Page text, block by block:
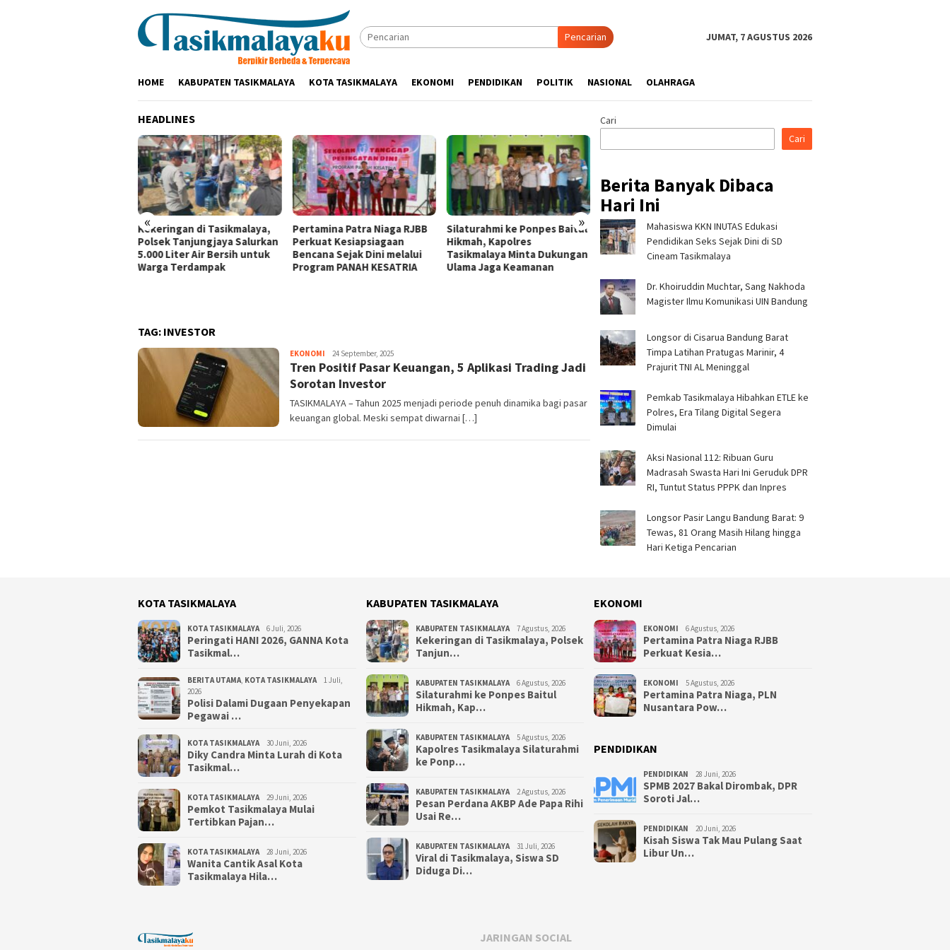
Pencarian JUMAT, 7 AGUSTUS 2026
HOME KABUPATEN TASIKMALAYA KOTA TASIKMALAYA EKONOMI PENDIDIKAN POLITIK NASIONAL OLAHRAGA
HEADLINES
« »
Kekeringan di Tasikmalaya,
Polsek Tanjungjaya Salurkan
5.000 Liter Air Bersih untuk
Warga Terdampak
Pertamina Patra Niaga RJBB
Perkuat Kesiapsiagaan
Bencana Sejak Dini melalui
Program PANAH KESATRIA
Silaturahmi ke Ponpes Baitul
Hikmah, Kapolres
Tasikmalaya Minta Dukungan
Ulama Jaga Keamanan
Pertamina Patra Niaga, PLN
Nusantara Power UP
Rembang, dan Rumah Zakat
bagi Anak Penyintas Gempa
di Sigi
Hadir di Indonesia Fashion
Week 2026, Tujuh Mitra
Pasar dan Jejaring Bisnis
TAG: INVESTOR
EKONOMI Tim
Redaksi
24 September, 2025
Tren Positif Pasar Keuangan, 5 Aplikasi Trading Jadi
Sorotan Investor
TASIKMALAYA – Tahun 2025 menjadi periode penuh dinamika bagi pasar
keuangan global. Meski sempat diwarnai […]
Cari
Cari
Berita Banyak Dibaca
Hari Ini
Mahasiswa KKN INUTAS Edukasi
Pendidikan Seks Sejak Dini di SD
Cineam Tasikmalaya
Dr. Khoiruddin Muchtar, Sang Nakhoda
Magister Ilmu Komunikasi UIN Bandung
Longsor di Cisarua Bandung Barat
Timpa Latihan Pra­tugas Marinir, 4
Prajurit TNI AL Meninggal
Pemkab Tasikmalaya Hibahkan ETLE ke
Polres, Era Tilang Digital Segera
Dimulai
Aksi Nasional 112: Ribuan Guru
Madrasah Swasta Hari Ini Geruduk DPR
RI, Tuntut Status PPPK dan Inpres
Longsor Pasir Langu Bandung Barat: 9
Tewas, 81 Orang Masih Hilang hingga
Hari Ketiga Pencarian
KOTA TASIKMALAYA
KOTA TASIKMALAYA 6 Juli, 2026
Peringati HANI 2026, GANNA Kota
Tasikmal…
BERITA UTAMA, KOTA TASIKMALAYA
1 Juli,
2026
Polisi Dalami Dugaan Penyekapan
Pegawai …
KOTA TASIKMALAYA 30 Juni, 2026
Diky Candra Minta Lurah di Kota
Tasikmal…
KOTA TASIKMALAYA 29 Juni, 2026
Pemkot Tasikmalaya Mulai
Tertibkan Pajan…
KOTA TASIKMALAYA 28 Juni, 2026
Wanita Cantik Asal Kota
Tasikmalaya Hila…
KABUPATEN TASIKMALAYA
KABUPATEN TASIKMALAYA 7 Agustus, 2026
Kekeringan di Tasikmalaya, Polsek
Tanjun…
KABUPATEN TASIKMALAYA 6 Agustus, 2026
Silaturahmi ke Ponpes Baitul
Hikmah, Kap…
KABUPATEN TASIKMALAYA 5 Agustus, 2026
Kapolres Tasikmalaya Silaturahmi
ke Ponp…
KABUPATEN TASIKMALAYA 2 Agustus, 2026
Pesan Perdana AKBP Ade Papa Rihi
Usai Re…
KABUPATEN TASIKMALAYA 31 Juli, 2026
Viral di Tasikmalaya, Siswa SD
Diduga Di…
EKONOMI
EKONOMI 6 Agustus, 2026
Pertamina Patra Niaga RJBB
Perkuat Kesia…
EKONOMI 5 Agustus, 2026
Pertamina Patra Niaga, PLN
Nusantara Pow…
PENDIDIKAN
PENDIDIKAN 28 Juni, 2026
SPMB 2027 Bakal Dirombak, DPR
Soroti Jal…
PENDIDIKAN 20 Juni, 2026
Kisah Siswa Tak Mau Pulang Saat
Libur Un…
JARINGAN SOCIAL